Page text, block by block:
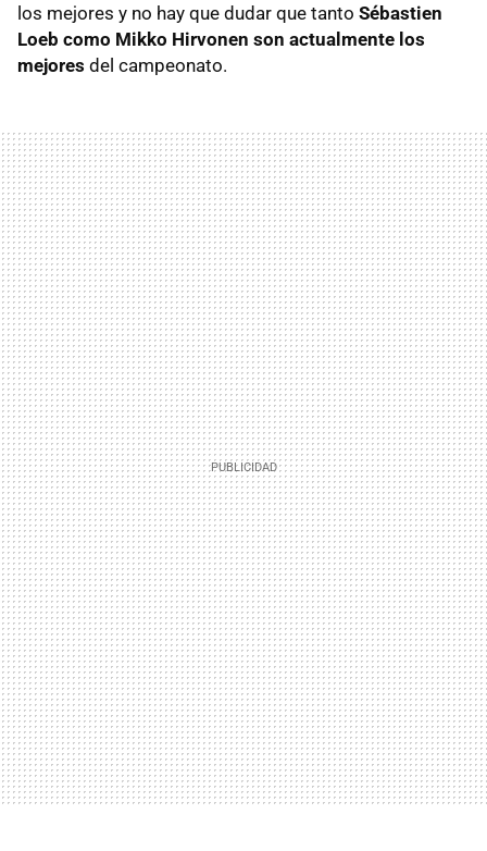
los mejores y no hay que dudar que tanto Sébastien
Loeb como Mikko Hirvonen son actualmente los
mejores del campeonato.